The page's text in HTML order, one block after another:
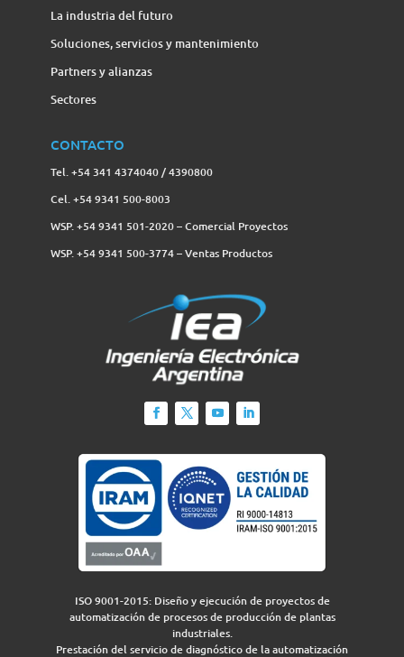
La industria del futuro
Soluciones, servicios y mantenimiento
Partners y alianzas
Sectores
CONTACTO
Tel. +54 341 4374040 / 4390800
Cel. +54 9341 500-8003
WSP. +54 9341 501-2020 – Comercial Proyectos
WSP. +54 9341 500-3774‬ – Ventas Productos
ISO 9001-2015: Diseño y ejecución de proyectos de
automatización de procesos de producción de plantas
industriales.
Prestación del servicio de diagnóstico de la automatización